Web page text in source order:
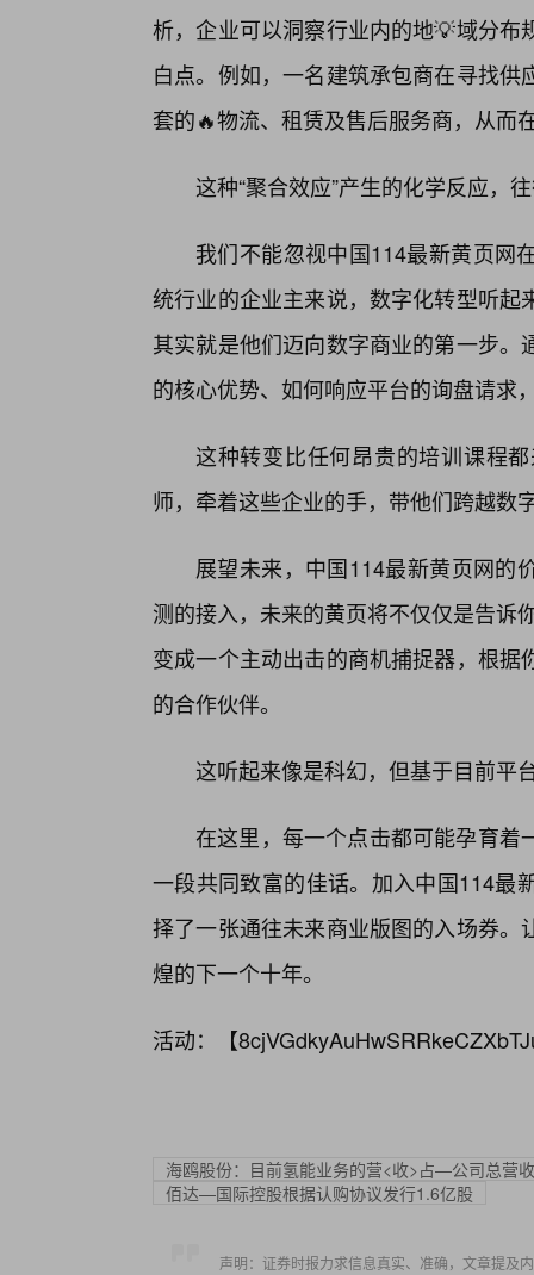
析，企业可以洞察行业内的地💡域分
白点。例如，一名建筑承包商在寻找
套的🔥物流、租赁及售后服务商，从而
这种“聚合效应”产生的化学反应，
我们不能忽视中国114最新黄页网
统行业的企业主来说，数字化转型听
其实就是他们迈向数字商业的第一步
的核心优势、如何响应平台的询盘请求
这种转变比任何昂贵的培训课程
师，牵着这些企业的手，带他们跨越数
展望未来，中国114最新黄页网的
测的接入，未来的黄页将不仅仅是告诉
变成一个主动出击的商机捕捉器，根
的合作伙伴。
这听起来像是科幻，但基于目前平
在这里，每一个点击都可能孕育着
一段共同致富的佳话。加入中国114最
择了一张通往未来商业版图的入场券
煌的下一个十年。
活动：【
海鸥股份：目前氢能业务的营<收>占—公司总营
佰达—国际控股根据认购协议发行1.6亿股
声明：证券时报力求信息真实、准确，文章提及